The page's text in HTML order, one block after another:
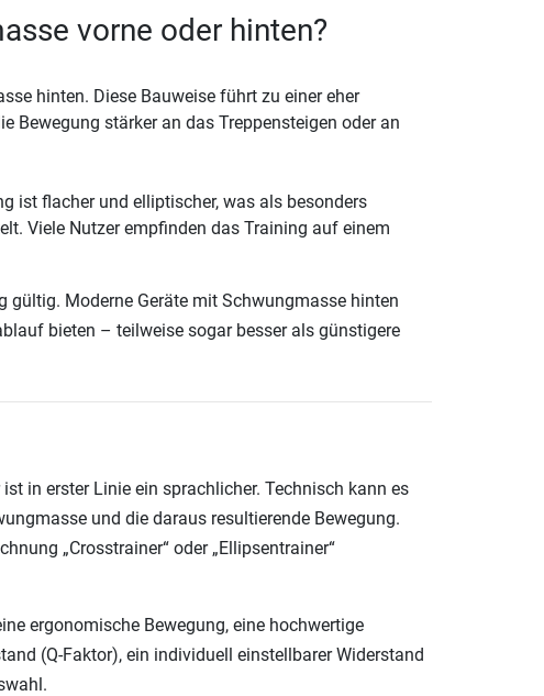
vorne oder hinten?
hinten. Diese Bauweise führt zu einer eher
Bewegung stärker an das Treppensteigen oder an
ist flacher und elliptischer, was als besonders
Viele Nutzer empfinden das Training auf einem
Moderne Geräte mit Schwungmasse hinten
bieten – teilweise sogar besser als günstigere
in erster Linie ein sprachlicher. Technisch kann es
und die daraus resultierende Bewegung.
„Crosstrainer“ oder „Ellipsentrainer“
ergonomische Bewegung, eine hochwertige
(Q-Faktor), ein individuell einstellbarer Widerstand